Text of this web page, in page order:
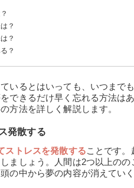
？
？
夢】
】
】
夢】
？
いるとはいっても、いつまで
できるだけ早く忘れる方法は
方法を詳しく解説します。
発散する
ストレスを発散することです
ましょう。人間は2つ以上の
の中から夢の内容が消えていく